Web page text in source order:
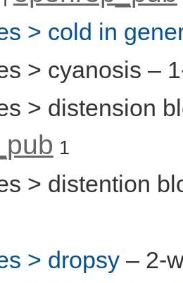
> cold in
> cyanosis –
> distension
1
> distention
> dropsy – 2-